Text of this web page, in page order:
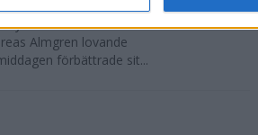
den 13-21
Almgren lovande
förbättrade sit...